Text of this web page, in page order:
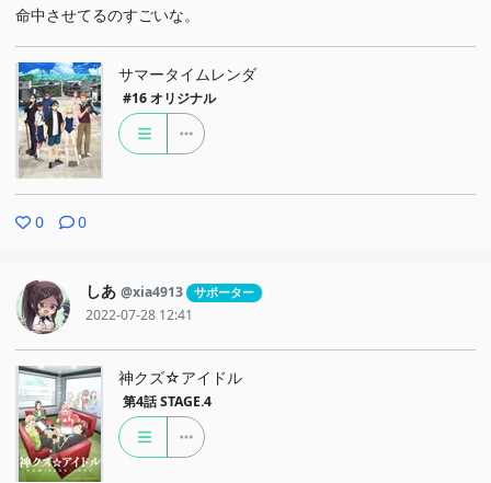
命中させてるのすごいな。
サマータイムレンダ
#16 オリジナル
0 0
しあ @xia4913 サポーター
2022-07-28 12:41
神クズ☆アイドル
第4話 STAGE.4